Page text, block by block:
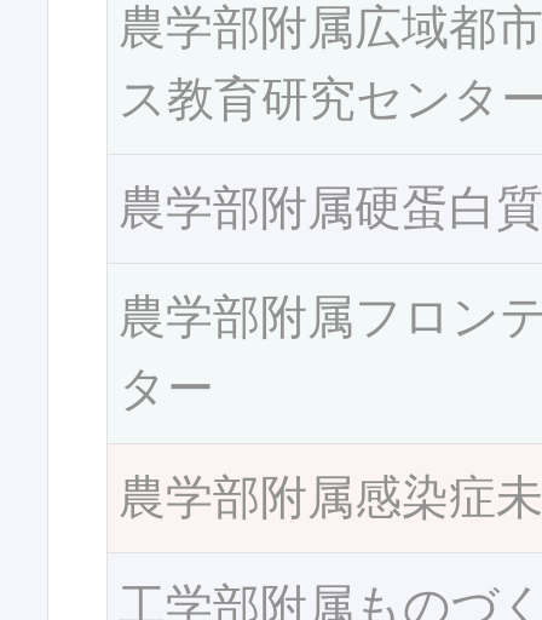
農学部附属広域都
ス教育研究センタ
農学部附属硬蛋白
農学部附属フロン
ター
農学部附属感染症
工学部附属ものづ